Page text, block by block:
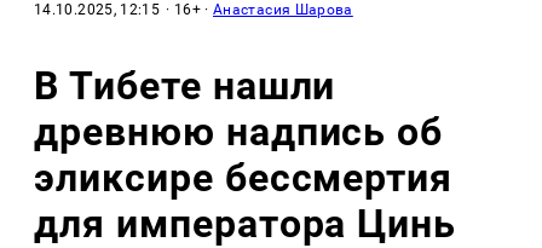
14.10.2025, 12:15 · 16+ ·Анастасия Шарова
В Тибете нашли
древнюю надпись об
эликсире бессмертия
для императора Цинь